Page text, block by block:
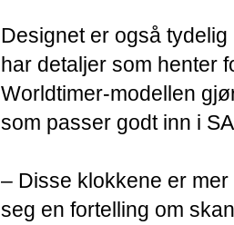
Designet er også
har detaljer som henter
Worldtimer-modellen
som passer godt inn i
– Disse klokkene er
seg en fortelling om